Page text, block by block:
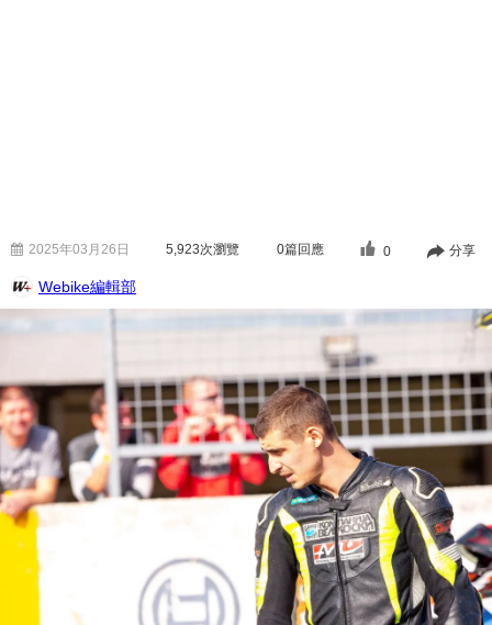
2025年03月26日 5,923次瀏覽 0篇回應 0 分享
Webike編輯部